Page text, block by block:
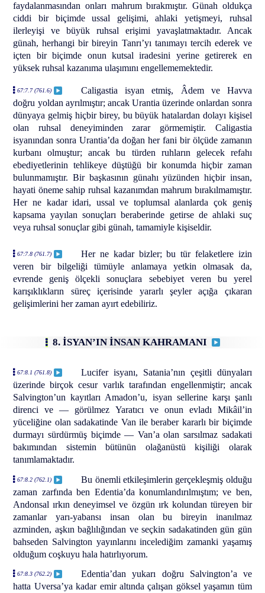
faydalanmasından onları mahrum bırakmıştır. Günah oldukça
ciddi bir biçimde ussal gelişimi, ahlaki yetişmeyi, ruhsal
ilerleyişi ve büyük ruhsal erişimi yavaşlatmaktadır. Ancak
günah, herhangi bir bireyin Tanrı’yı tanımayı tercih ederek ve
içten bir biçimde onun kutsal iradesini yerine getirerek en
yüksek ruhsal kazanıma ulaşımını engellememektedir.
67:7.7 (761.6)
Caligastia isyan etmiş, Âdem ve Havva
doğru yoldan ayrılmıştır; ancak Urantia üzerinde onlardan sonra
dünyaya gelmiş hiçbir birey, bu büyük hatalardan dolayı kişisel
olan ruhsal deneyiminden zarar görmemiştir. Caligastia
isyanından sonra Urantia’da doğan her fani bir ölçüde zamanın
kurbanı olmuştur; ancak bu türden ruhların gelecek refahı
ebediyetlerinin tehlikeye düştüğü bir konumda hiçbir zaman
bulunmamıştır. Bir başkasının günahı yüzünden hiçbir insan,
hayati öneme sahip ruhsal kazanımdan mahrum bırakılmamıştır.
Her ne kadar idari, ussal ve toplumsal alanlarda çok geniş
kapsama yayılan sonuçları beraberinde getirse de ahlaki suç
veya ruhsal sonuçlar gibi günah, tamamiyle kişiseldir.
67:7.8 (761.7)
Her ne kadar bizler; bu tür felaketlere izin
veren bir bilgeliği tümüyle anlamaya yetkin olmasak da,
evrende geniş ölçekli sonuçlara sebebiyet veren bu yerel
karışıklıkların süreç içerisinde yararlı şeyler açığa çıkaran
gelişimlerini her zaman ayırt edebiliriz.
8. İSYAN’IN İNSAN KAHRAMANI
67:8.1 (761.8)
Lucifer isyanı, Satania’nın çeşitli dünyaları
üzerinde birçok cesur varlık tarafından engellenmiştir; ancak
Salvington’un kayıtları Amadon’u, isyan sellerine karşı şanlı
direnci ve — görülmez Yaratıcı ve onun evladı Mikâil’in
yüceliğine olan sadakatinde Van ile beraber kararlı bir biçimde
durmayı sürdürmüş biçimde — Van’a olan sarsılmaz sadakati
bakımından sistemin bütünün olağanüstü kişiliği olarak
tanımlamaktadır.
67:8.2 (762.1)
Bu önemli etkileşimlerin gerçekleşmiş olduğu
zaman zarfında ben Edentia’da konumlandırılmıştım; ve ben,
Andonsal ırkın deneyimsel ve özgün ırk kolundan türeyen bir
zamanlar yarı-yabansı insan olan bu bireyin inanılmaz
azminden, aşkın bağlılığından ve seçkin sadakatinden gün gün
bahseden Salvington yayınlarını incelediğim zamanki yaşamış
olduğum coşkuyu hala hatırlıyorum.
67:8.3 (762.2)
Edentia’dan yukarı doğru Salvington’a ve
hatta Uversa’ya kadar emir altında çalışan göksel yaşamın tüm